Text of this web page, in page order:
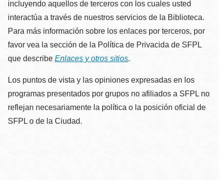
incluyendo aquellos de terceros con los cuales usted
interactúa a través de nuestros servicios de la Biblioteca.
Para más información sobre los enlaces por terceros, por
favor vea la sección de la Política de Privacida de SFPL
que describe Enlaces y otros sitios.
Los puntos de vista y las opiniones expresadas en los
programas presentados por grupos no afiliados a SFPL no
reflejan necesariamente la política o la posición oficial de
SFPL o de la Ciudad.